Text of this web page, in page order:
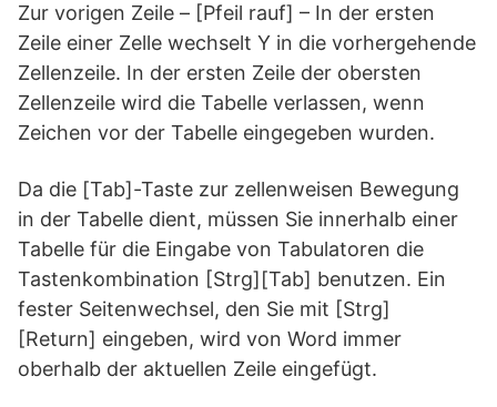
Zur vorigen Zeile – [Pfeil rauf] – In der ersten
Zeile einer Zelle wechselt Y in die vorhergehende
Zellenzeile. In der ersten Zeile der obersten
Zellenzeile wird die Tabelle verlassen, wenn
Zeichen vor der Tabelle eingegeben wurden.
Da die [Tab]-Taste zur zellenweisen Bewegung
in der Tabelle dient, müssen Sie innerhalb einer
Tabelle für die Eingabe von Tabulatoren die
Tastenkombination [Strg][Tab] benutzen. Ein
fester Seitenwechsel, den Sie mit [Strg]
[Return] eingeben, wird von Word immer
oberhalb der aktuellen Zeile eingefügt.